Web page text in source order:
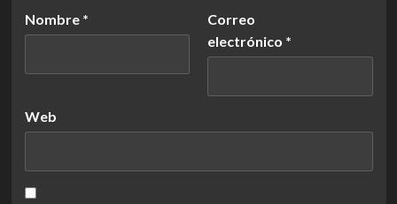
Nombre *
Correo
electrónico *
Web